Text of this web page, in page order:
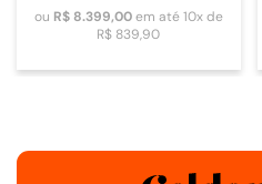
ou R$ 8.399,00em até10x de
R$ 839,90